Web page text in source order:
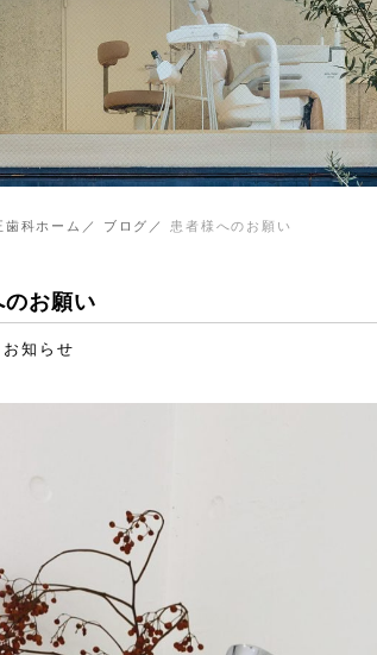
歯科ホーム ブログ 患者様へのお願い
お願い
お知らせ